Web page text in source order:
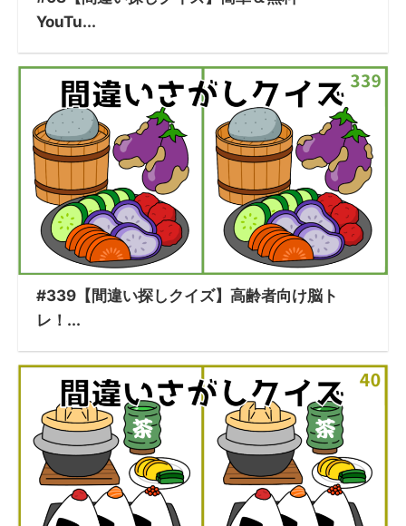
YouTu...
#339【間違い探しクイズ】高齢者向け脳ト
レ！...